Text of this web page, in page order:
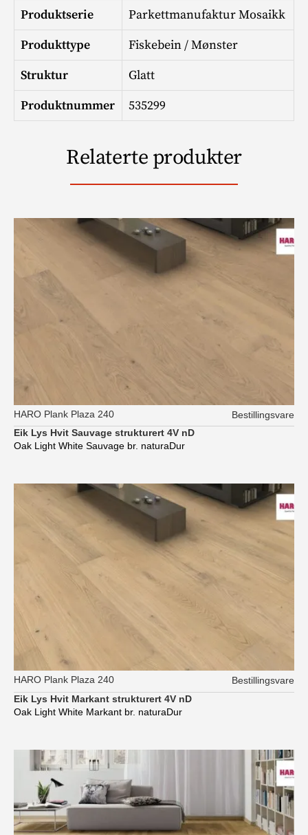
Produktserie
Parkettmanufaktur Mosaikk
Produkttype
Fiskebein / Mønster
Struktur
Glatt
Produktnummer
535299
Relaterte produkter
HARO Plank Plaza 240
Bestillingsvare
Eik Lys Hvit Sauvage strukturert 4V nD
Oak Light White Sauvage br. naturaDur
HARO Plank Plaza 240
Bestillingsvare
Eik Lys Hvit Markant strukturert 4V nD
Oak Light White Markant br. naturaDur